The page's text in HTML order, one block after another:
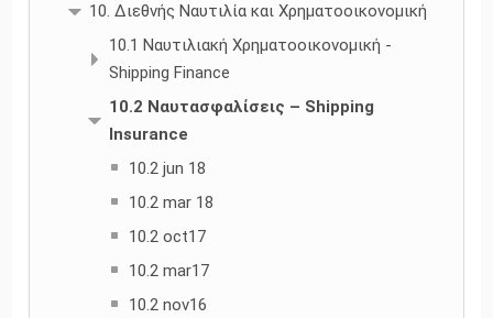
10. Διεθνής Ναυτιλία και Χρηματοοικονομική
10.1 Ναυτιλιακή Χρηματοοικονομική -
Shipping Finance
10.2 Ναυτασφαλίσεις – Shipping
Insurance
10.2 jun 18
10.2 mar 18
10.2 oct17
10.2 mar17
10.2 nov16